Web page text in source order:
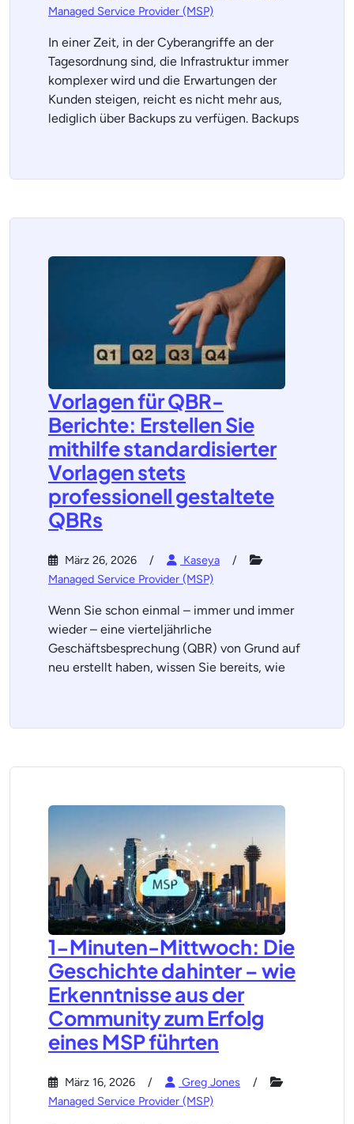
Managed Service Provider (MSP)
In einer Zeit, in der Cyberangriffe an der
Tagesordnung sind, die Infrastruktur immer
komplexer wird und die Erwartungen der
Kunden steigen, reicht es nicht mehr aus,
lediglich über Backups zu verfügen. Backups
Vorlagen für QBR-
Berichte: Erstellen Sie
mithilfe standardisierter
Vorlagen stets
professionell gestaltete
QBRs
März 26, 2026
Kaseya
Managed Service Provider (MSP)
Wenn Sie schon einmal – immer und immer
wieder – eine vierteljährliche
Geschäftsbesprechung (QBR) von Grund auf
neu erstellt haben, wissen Sie bereits, wie
1-Minuten-Mittwoch: Die
Geschichte dahinter – wie
Erkenntnisse aus der
Community zum Erfolg
eines MSP führten
März 16, 2026
Greg Jones
Managed Service Provider (MSP)